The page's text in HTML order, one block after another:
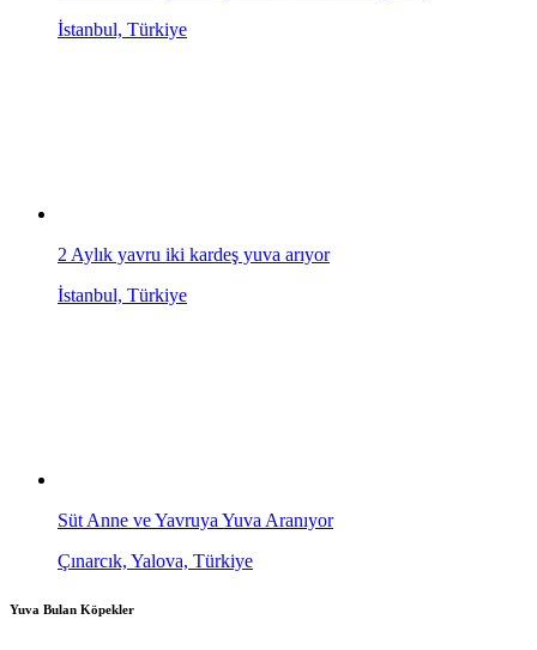
İstanbul, Türkiye
2 Aylık yavru iki kardeş yuva arıyor
İstanbul, Türkiye
Süt Anne ve Yavruya Yuva Aranıyor
Çınarcık, Yalova, Türkiye
Yuva Bulan Köpekler